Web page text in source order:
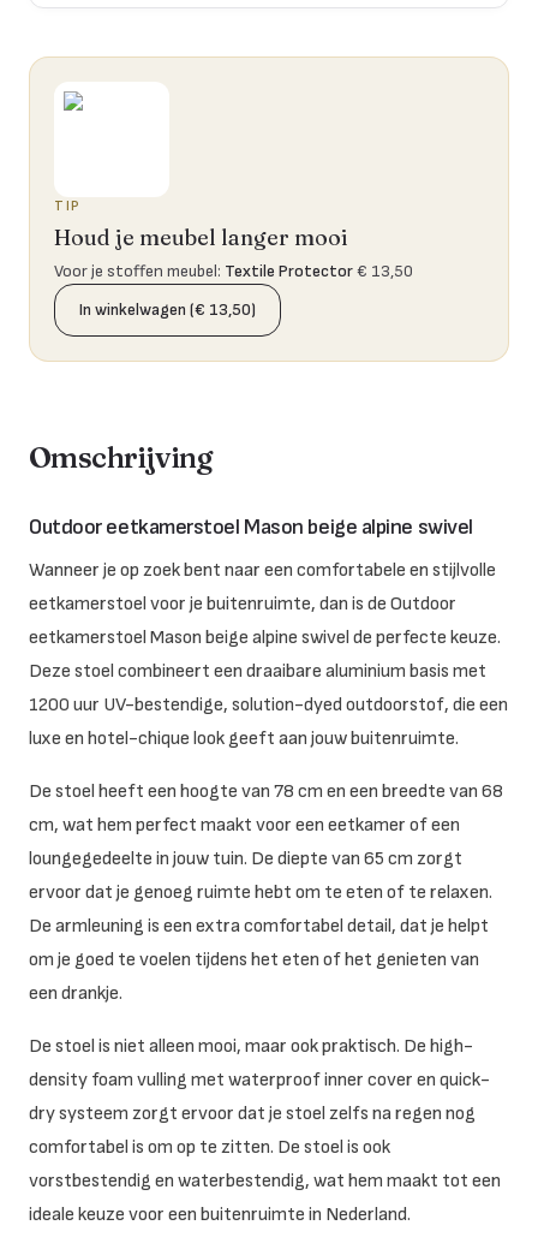
TIP
Houd je meubel langer mooi
Voor je stoffen meubel: Textile Protector€ 13,50
In winkelwagen (€ 13,50)
Omschrijving
Outdoor eetkamerstoel Mason beige alpine swivel
Wanneer je op zoek bent naar een comfortabele en stijlvolle
eetkamerstoel voor je buitenruimte, dan is de Outdoor
eetkamerstoel Mason beige alpine swivel de perfecte keuze.
Deze stoel combineert een draaibare aluminium basis met
1200 uur UV-bestendige, solution-dyed outdoorstof, die een
luxe en hotel-chique look geeft aan jouw buitenruimte.
De stoel heeft een hoogte van 78 cm en een breedte van 68
cm, wat hem perfect maakt voor een eetkamer of een
loungegedeelte in jouw tuin. De diepte van 65 cm zorgt
ervoor dat je genoeg ruimte hebt om te eten of te relaxen.
De armleuning is een extra comfortabel detail, dat je helpt
om je goed te voelen tijdens het eten of het genieten van
een drankje.
De stoel is niet alleen mooi, maar ook praktisch. De high-
density foam vulling met waterproof inner cover en quick-
dry systeem zorgt ervoor dat je stoel zelfs na regen nog
comfortabel is om op te zitten. De stoel is ook
vorstbestendig en waterbestendig, wat hem maakt tot een
ideale keuze voor een buitenruimte in Nederland.